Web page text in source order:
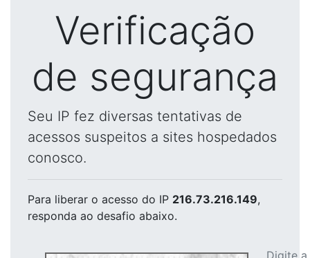
Verificação
de segurança
Seu IP fez diversas tentativas de
acessos suspeitos a sites hospedados
conosco.
Para liberar o acesso do IP 216.73.216.149,
responda ao desafio abaixo.
Digite